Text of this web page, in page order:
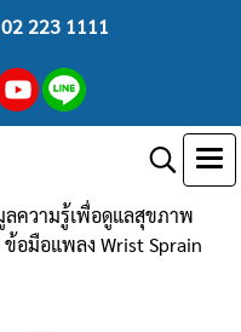
223 1111
ความรู้เพื่อดูแลสุขภาพ
ข้อมือแพลง Wrist Sprain